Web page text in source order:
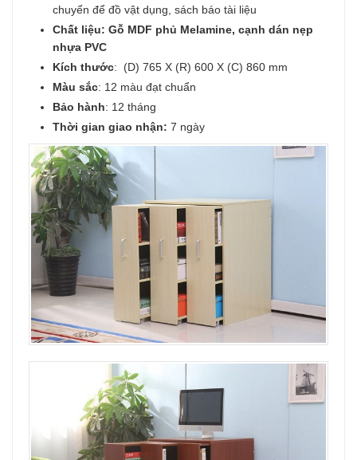
chuyển để đồ vật dụng, sách báo tài liệu
Chất liệu: Gỗ MDF phủ Melamine, cạnh dán nẹp
nhựa PVC
Kích thước: (D) 765 X (R) 600 X (C) 860 mm
Màu sắc: 12 màu đạt chuẩn
Bảo hành: 12 tháng
Thời gian giao nhận: 7 ngày